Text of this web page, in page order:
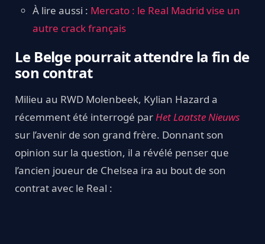
À lire aussi : Mercato : le Real Madrid vise un
autre crack français
Le Belge pourrait attendre la fin de
son contrat
Milieu au RWD Molenbeek, Kylian Hazard a
récemment été interrogé parHet Laatste Nieuws
sur l’avenir de son grand frère. Donnant son
opinion sur la question, il a révélé penser que
l’ancien joueur de Chelsea ira au bout de son
contrat avec le Real :